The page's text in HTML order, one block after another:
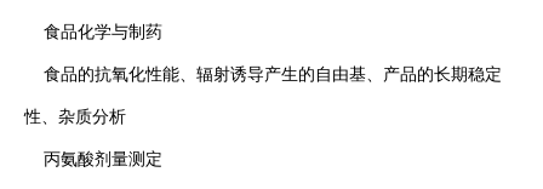
食品化学与制药
食品的抗氧化性能、辐射诱导产生的自由基、产品的长期稳定
性、杂质分析
丙氨酸剂量测定